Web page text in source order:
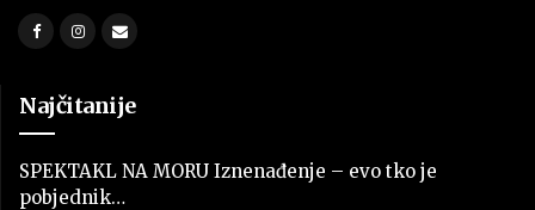
Najčitanije
SPEKTAKL NA MORU Iznenađenje – evo tko je
pobjednik…